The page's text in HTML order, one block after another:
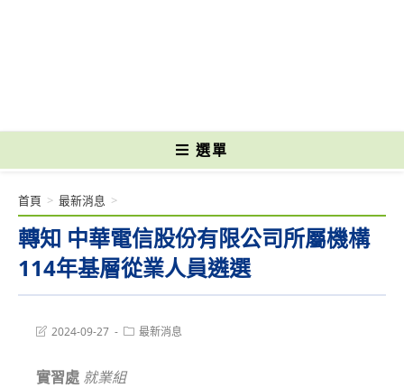
選單
轉知 中華電信股份有限公司所屬機構
114年基層從業人員遴選
首頁 > 最新消息 >
Post2024-09-27
Post最新消息
實習處 就業組